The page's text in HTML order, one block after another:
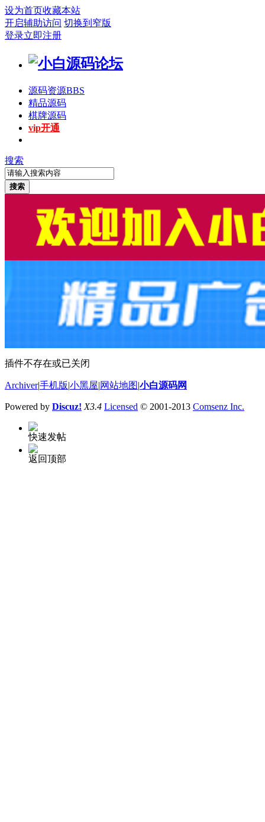
设为首页收藏本站
开启辅助访问 切换到窄版
登录立即注册
源码资源BBS
精品源码
棋牌源码
vip开通
搜索
搜索
插件不存在或已关闭
Archiver|手机版 小黑屋 网站地图 小白源码网
Powered by Discuz! X3.4 Licensed © 2001-2013 Comsenz Inc.
快速发帖
返回顶部